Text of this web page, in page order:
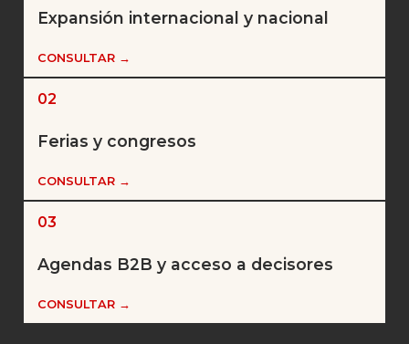
Expansión internacional y nacional
CONSULTAR →
02
Ferias y congresos
CONSULTAR →
03
Agendas B2B y acceso a decisores
CONSULTAR →